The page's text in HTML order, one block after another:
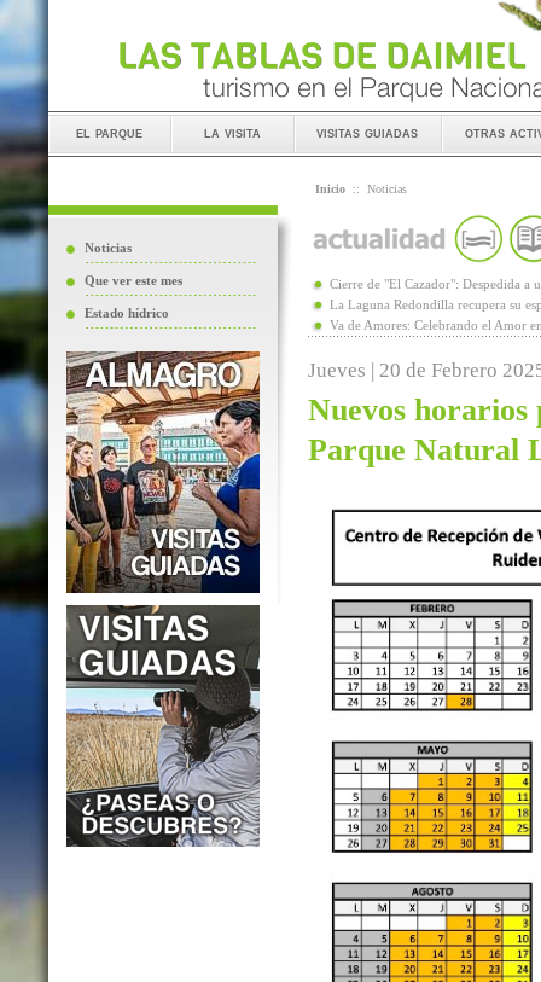
el parque la visita visitas guiadas otras
Noticias
Que ver este mes
Estado hídrico
Inicio :: Noticias
Cierre de "El Cazador": Despedida a
La Laguna Redondilla recupera su
Va de Amores: Celebrando el Amor
Jueves | 20 de Febrero
Nuevos horarios
Parque Natural